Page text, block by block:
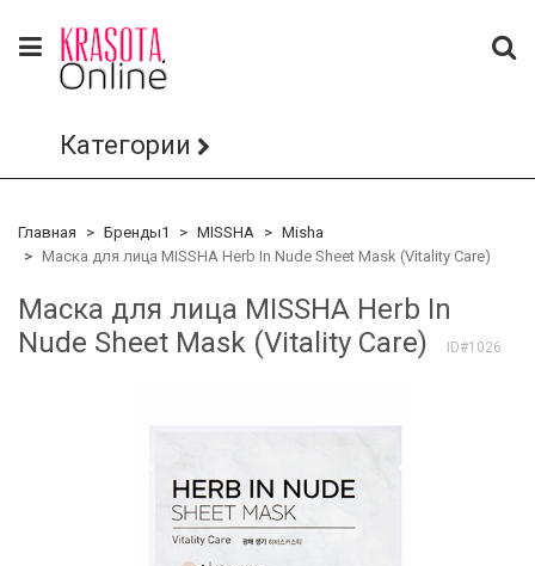
Категории
Главная Бренды1 MISSHA
Misha
Маска для лица MISSHA Herb In Nude Sheet Mask (Vitality Care)
Маска для лица MISSHA Herb In
Nude Sheet Mask (Vitality Care)
ID#1026